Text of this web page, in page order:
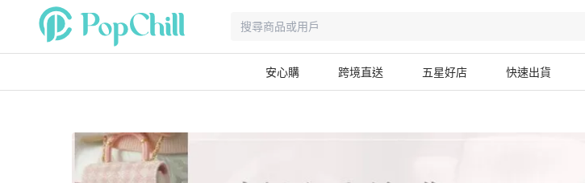
安心購 跨境直送 五星好店 快速出貨